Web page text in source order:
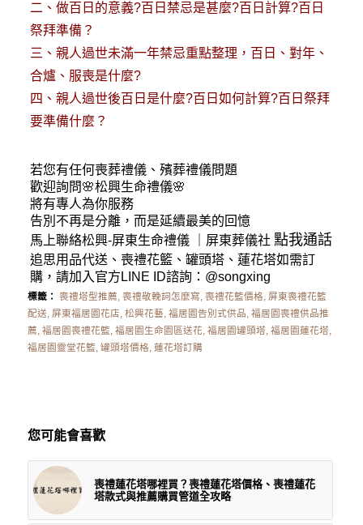
二、 做百日的意義?百日禁忌是甚麼?百日計算?百日
祭拜準備？
三、 親人過世未滿一年禁忌重點整理，百日、對年、
合爐、服喪是什麼?
四、 親人過世後百日是什麼?百日如何計算?百日祭拜
要準備什麼？
若您有任何喪葬禮儀、殯葬禮儀問題
歡迎詢問🌸松興生命禮儀🌸
將有專人為你服務
告別不再是分離，而是延續最美的回憶
馬上聯絡松興-屏東生命禮儀｜ 屏東葬儀社 點我通話
追思用品代送、喪禮花籃、罐頭塔、蓮花塔如需訂
購，請加入官方LINE ID諮詢： @songxing
標籤： 喪禮塔型推薦 喪禮敬輓詞怎麼寫 喪禮花籃價格, 屏東喪禮花籃
配送
屏東福居園花店 松興花藝 福居園告別式供品 福居園喪禮供品推
薦 福居園喪禮花籃 福居園生命園區送花 福居園罐頭塔 福居園蓮花塔
福居園靈堂花籃 罐頭塔價格, 蓮花塔訂購
您可能會喜歡
喪禮蓮花塔哪裡買？喪禮蓮花塔價格、喪禮蓮花
塔款式與推薦購買管道全攻略